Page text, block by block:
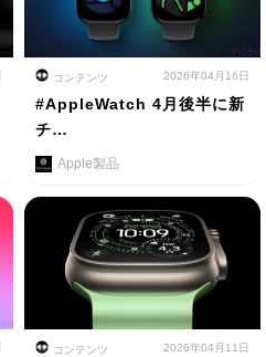
コンテンツ 2026年04月16日
#AppleWatch 4月後半に新
チ…
Apple製品
コンテンツ 2026年04月11日